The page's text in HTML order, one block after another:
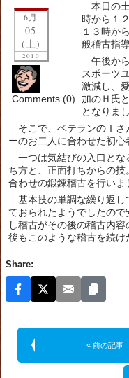
6月
05
(土)
2010
Comments (0)
本日の
時から１
１３時か
般稽古指
午後か
スポーツ
激減し、
加のＨ氏
となりまし
そこで、ベテランのＩ
ーのお二人に合わせた初心
一つは気結びの入口と
ち方と、正面打ちからの
合わせの鍛錬稽古を行いま
基本技の単調な繰り返
ておられたようでしたの
し稽古がその後の稽古内
後もこのような稽古を続け
Share:
« 前の記事